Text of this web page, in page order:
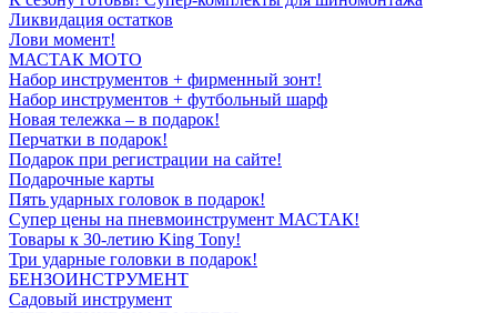
Ликвидация остатков
Лови момент!
МАСТАК МОТО
Набор инструментов + фирменный зонт!
Набор инструментов + футбольный шарф
Новая тележка – в подарок!
Перчатки в подарок!
Подарок при регистрации на сайте!
Подарочные карты
Пять ударных головок в подарок!
Супер цены на пневмоинструмент МАСТАК!
Товары к 30-летию King Tony!
Три ударные головки в подарок!
БЕНЗОИНСТРУМЕНТ
Садовый инструмент